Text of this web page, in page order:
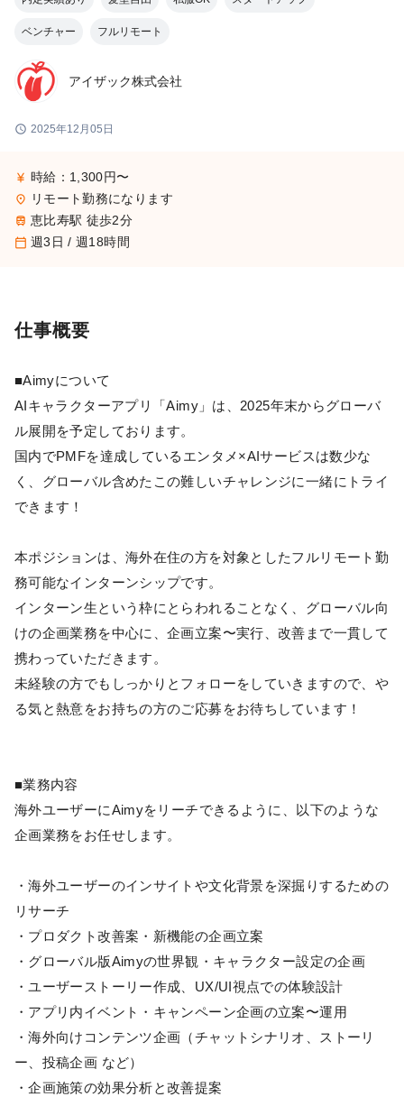
ベンチャー フルリモート
アイザック株式会社
schedule 2025年12月05日
currency_yen 時給：1,300円〜
place リモート勤務になります
train 恵比寿駅 徒歩2分
calendar_today 週3日 / 週18時間
仕事概要
■Aimyについて
AIキャラクターアプリ「Aimy」は、2025年末からグローバ
ル展開を予定しております。
国内でPMFを達成しているエンタメ×AIサービスは数少な
く、グローバル含めたこの難しいチャレンジに一緒にトライ
できます！
本ポジションは、海外在住の方を対象としたフルリモート勤
務可能なインターンシップです。
インターン生という枠にとらわれることなく、グローバル向
けの企画業務を中心に、企画立案〜実行、改善まで一貫して
携わっていただきます。
未経験の方でもしっかりとフォローをしていきますので、や
る気と熱意をお持ちの方のご応募をお待ちしています！
■業務内容
海外ユーザーにAimyをリーチできるように、以下のような
企画業務をお任せします。
・海外ユーザーのインサイトや文化背景を深掘りするための
リサーチ
・プロダクト改善案・新機能の企画立案
・グローバル版Aimyの世界観・キャラクター設定の企画
・ユーザーストーリー作成、UX/UI視点での体験設計
・アプリ内イベント・キャンペーン企画の立案〜運用
・海外向けコンテンツ企画（チャットシナリオ、ストーリ
ー、投稿企画 など）
・企画施策の効果分析と改善提案